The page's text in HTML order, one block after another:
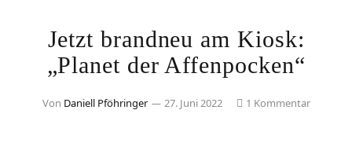
Jetzt brandneu am Kiosk:
„Planet der Affenpocken“
Von Daniell Pföhringer 27. Juni 2022 1 Kommentar